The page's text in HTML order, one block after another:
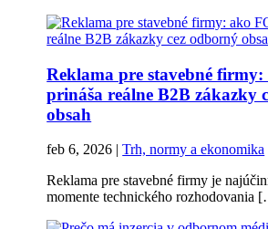
Reklama pre stavebné
prináša reálne B2B zákazky
obsah
feb 6, 2026 |Trh, normy a ekonomika
Reklama pre stavebné firmy je
momente technického rozhodovania